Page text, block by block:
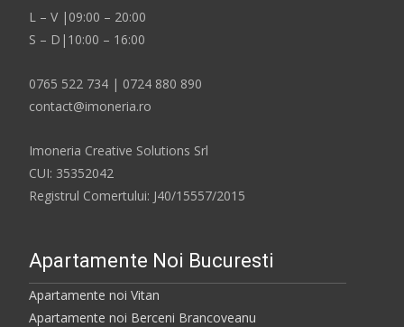
L – V |09:00 – 20:00
S – D|10:00 – 16:00
0765 522 734 | 0724 880 890
contact@imoneria.ro
Imoneria Creative Solutions Srl
CUI: 35352042
Registrul Comertului: J40/15557/2015
Apartamente Noi Bucuresti
Apartamente noi Vitan
Apartamente noi Berceni Brancoveanu